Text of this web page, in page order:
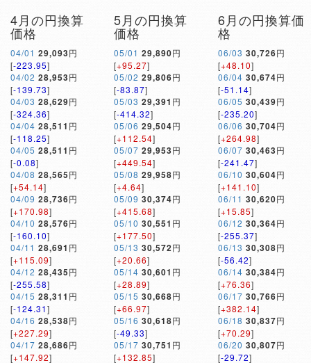
4月の円換算
価格
04/01 29,093円
[-223.95]
04/02 28,953円
[-139.73]
04/03 28,629円
[-324.36]
04/04 28,511 円
[-118.25]
04/05 28,511 円
[-0.08]
04/08 28,565円
[+54.14]
04/09 28,736円
[+170.98]
04/10 28,576円
[-160.10]
04/11 28,691 円
[+115.09]
04/12 28,435円
[-255.58]
04/15 28,311 円
[-124.31]
04/16 28,538円
[+227.29]
04/17 28,686円
[+147.92]
5月の円換算
価格
05/01 29,890円
[+95.27]
05/02 29,806円
[-83.87]
05/03 29,391 円
[-414.32]
05/06 29,504円
[+112.54]
05/07 29,953円
[+449.54]
05/08 29,958円
[+4.64]
05/09 30,374円
[+415.68]
05/10 30,551 円
[+177.50]
05/13 30,572円
[+20.66]
05/14 30,601 円
[+28.89]
05/15 30,668円
[+66.97]
05/16 30,618円
[-49.33]
05/17 30,751 円
[+132.85]
6月の円換算価
格
06/03 30,726円
[+48.10]
06/04 30,674円
[-51.14]
06/05 30,439円
[-235.20]
06/06 30,704円
[+264.98]
06/07 30,463円
[-241.47]
06/10 30,604円
[+141.10]
06/11 30,620円
[+15.85]
06/12 30,364円
[-255.37]
06/13 30,308円
[-56.42]
06/14 30,384円
[+76.36]
06/17 30,766円
[+382.14]
06/18 30,837円
[+70.29]
06/20 30,807円
[-29.72]